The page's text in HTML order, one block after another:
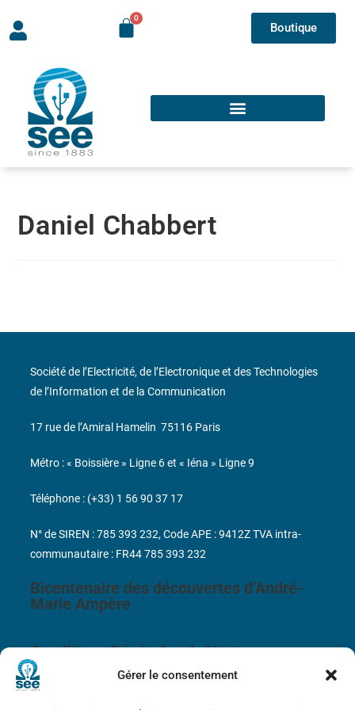
Gérer le consentement
Boutique
Daniel Chabbert
Bicentenaire des découvertes d’André-
Marie Ampère
Conditions Générales de Vente
Société de l’Electricité, de l’Electronique et des Technologies
de l’Information et de la Communication
17 rue de l’Amiral Hamelin 75116 Paris
Métro : « Boissière » Ligne 6 et « Iéna » Ligne 9
Téléphone : (+33) 1 56 90 37 17
N° de SIREN : 785 393 232, Code APE : 9412Z TVA intra-
communautaire : FR44 785 393 232